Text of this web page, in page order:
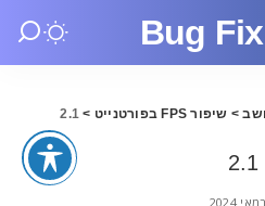
Bug
> שיפור FPS בפורטנייט >
2.1
2.1